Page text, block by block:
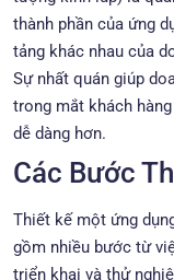
thành phần của ứng
tảng khác nhau của
Sự nhất quán giúp
trong mắt khách
dễ dàng hơn.
Các Bước
Thiết kế một ứng
gồm nhiều bước từ
triển khai và thử